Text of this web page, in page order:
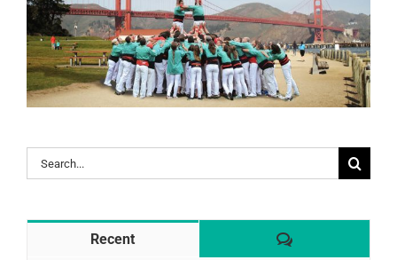
Search
for:
Recent Comentaris